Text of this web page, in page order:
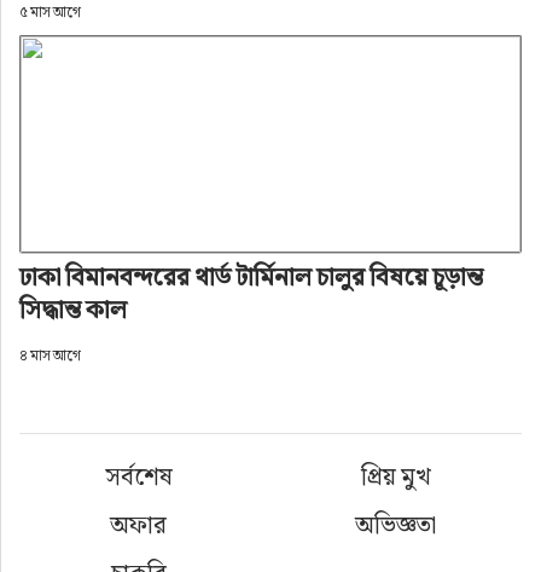
৫ মাস আগে
ঢাকা বিমানবন্দরের থার্ড টার্মিনাল চালুর বিষয়ে চূড়ান্ত
সিদ্ধান্ত কাল
৪ মাস আগে
সর্বশেষ
প্রিয় মুখ
অফার
অভিজ্ঞতা